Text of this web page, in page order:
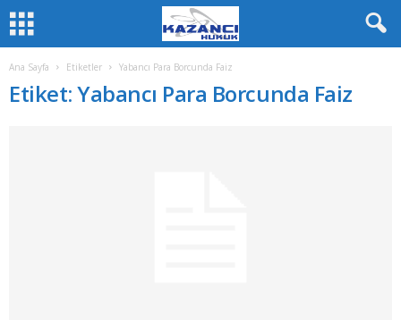
Ana Sayfa Etiketler Yabancı Para Borcunda Faiz
Etiket: Yabancı Para Borcunda Faiz